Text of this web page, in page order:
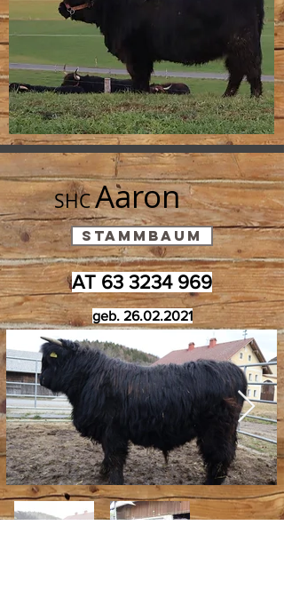
SHCAaron
Stammbaum
AT 63 3234 969
geb. 26.02.2021